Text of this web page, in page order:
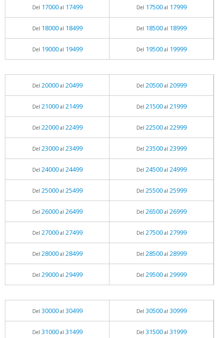
Del 17000al 17499 Del 17500al 17999
Del 18000al 18499 Del 18500al 18999
Del 19000al 19499 Del 19500al 19999
Del 20000al 20499 Del 20500al 20999
Del 21000al 21499 Del 21500al 21999
Del 22000al 22499 Del 22500al 22999
Del 23000al 23499 Del 23500al 23999
Del 24000al 24499 Del 24500al 24999
Del 25000al 25499 Del 25500al 25999
Del 26000al 26499 Del 26500al 26999
Del 27000al 27499 Del 27500al 27999
Del 28000al 28499 Del 28500al 28999
Del 29000al 29499 Del 29500al 29999
Del 30000al 30499 Del 30500al 30999
Del 31000al 31499 Del 31500al 31999